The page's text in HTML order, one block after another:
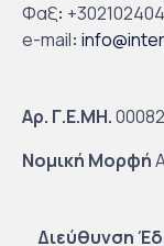
Φαξ:
e-mail:
Αρ. Γ.Ε.ΜΗ.
Νομική Μορφή
Διεύθυνση